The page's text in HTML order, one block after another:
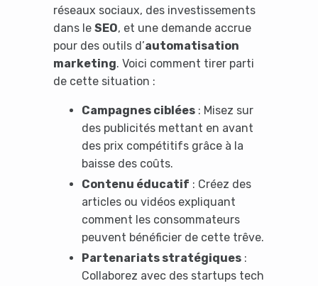
réseaux sociaux, des investissements
dans le SEO, et une demande accrue
pour des outils d’automatisation
marketing. Voici comment tirer parti
de cette situation :
Campagnes ciblées: Misez sur
des publicités mettant en avant
des prix compétitifs grâce à la
baisse des coûts.
Contenu éducatif : Créez des
articles ou vidéos expliquant
comment les consommateurs
peuvent bénéficier de cette trêve.
Partenariats stratégiques:
Collaborez avec des startups tech
Yes, I will turn off Ad-Blocker
No Thanks